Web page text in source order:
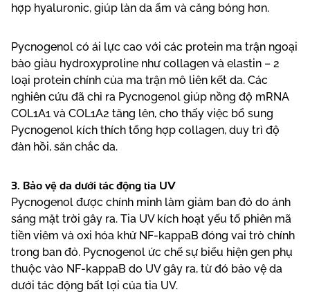
hợp hyaluronic, giúp làn da ẩm và căng bóng hơn.
Pycnogenol có ái lực cao với các protein ma trận ngoại
bào giàu hydroxyproline như collagen và elastin – 2
loại protein chính của ma trận mô liên kết da. Các
nghiên cứu đã chỉ ra Pycnogenol giúp nồng độ mRNA
COL1A1 và COL1A2 tăng lên, cho thấy việc bổ sung
Pycnogenol kích thích tổng hợp collagen, duy trì độ
đàn hồi, săn chắc da.
3. Bảo vệ da dưới tác động tia UV
Pycnogenol được chính minh làm giảm ban đỏ do ánh
sáng mặt trời gây ra. Tia UV kích hoạt yếu tố phiên mã
tiền viêm và oxi hóa khử NF-kappaB đóng vai trò chính
trong ban đỏ. Pycnogenol ức chế sự biểu hiện gen phụ
thuộc vào NF-kappaB do UV gây ra, từ đó bảo vệ da
dưới tác động bất lợi của tia UV.